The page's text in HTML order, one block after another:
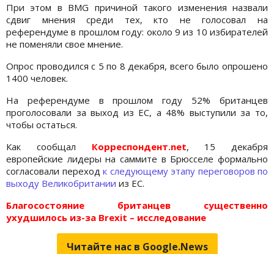
При этом в BMG причиной такого изменения назвали
сдвиг мнения среди тех, кто не голосовал на
референдуме в прошлом году: около 9 из 10 избирателей
не поменяли свое мнение.
Опрос проводился с 5 по 8 декабря, всего было опрошено
1400 человек.
На референдуме в прошлом году 52% британцев
проголосовали за выход из ЕС, а 48% выступили за то,
чтобы остаться.
Как сообщал Корреспондент.net, 15 декабря
европейские лидеры на саммите в Брюсселе формально
согласовали переход к следующему этапу переговоров по
выходу Великобритании из ЕС.
Благосостояние британцев существенно
ухудшилось из-за Brexit – исследование
Читайте нас в Google.News